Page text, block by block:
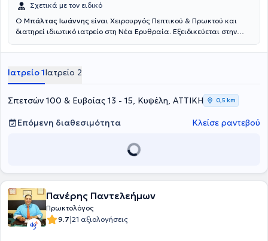
Σχετικά με τον ειδικό
Ο Μπάλτας Ιωάννης είναι Χειρουργός Πεπτικού & Πρωκτού και
διατηρεί ιδιωτικό ιατρείο στη Νέα Ερυθραία. Εξειδικεύεται στην
καθώς και στην Ορθοπρωκτική Χειρουργική. Επιπλέον εξειδίκευση
πρωκτού, κύστη κόκκυγος). Διαθέτει πολυετή εμπειρία στην
αποτελεσματική και ασφαλή χειρουργική αντιμετώπιση της
παχυσαρκίας, της διαφραγματοκήλης, των παθήσεων του πεπτικού
συστήματος και των κηλών του κοιλιακού τοιχώματος. Τέλος,
παράλληλα με το ιδιωτικό του ιατρείο, συνεργάζεται με μεγάλες
ιδιωτικές κλινικές της Αττικής, όπως είναι το Μητέρα, το Ιατρικό
Ιατρείο 1Ιατρείο 2
Σπετσών 100 & Ευβοίας 13 - 15, Κυψέλη, ΑΤΤΙΚΗ 0,5 km
Επόμενη διαθεσιμότητα Κλείσε ραντεβού
Πανέρης Παντελεήμων
Πρωκτολόγος
9.7|21 αξιολογήσεις